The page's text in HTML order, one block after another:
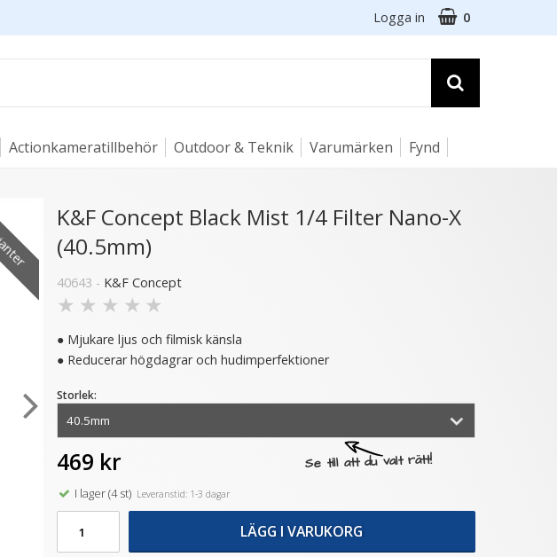
Logga in 0
Actionkameratillbehör Outdoor & Teknik Varumärken Fynd
Tumgrepp för Fujifilm
Pro3 X-Pro2 X-Pro1
★★★
Gör filtergängan större
69 kr
LÄGG I VARUKORG
JJC Mjuk avtryckarknapp
★★★★★
LÄGG I VARUKORG
K&F Concept Black Mist 1/4 Filter Nano-X
(40.5mm)
40643 - K&F Concept
★ ★ ★ ★ ★
● Mjukare ljus och filmisk känsla
● Reducerar högdagrar och hudimperfektioner
Se till att du valt rätt!
Storlek:
469 kr
I lager (4 st)Leveranstid: 1-3 dagar
LÄGG I VARUKORG